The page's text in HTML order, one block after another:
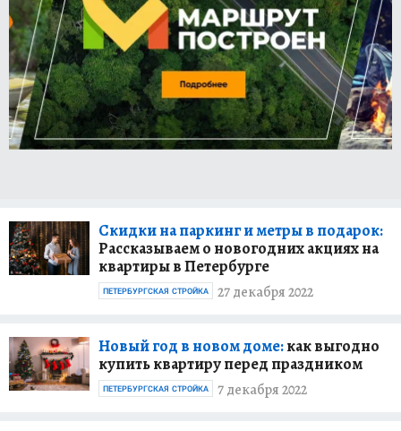
Скидки на паркинг и метры в подарок:
Рассказываем о новогодних акциях на
квартиры в Петербурге
27 декабря 2022
ПЕТЕРБУРГСКАЯ СТРОЙКА
Новый год в новом доме:как выгодно
купить квартиру перед праздником
7 декабря 2022
ПЕТЕРБУРГСКАЯ СТРОЙКА